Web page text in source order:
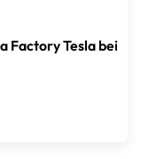
Factory Tesla bei